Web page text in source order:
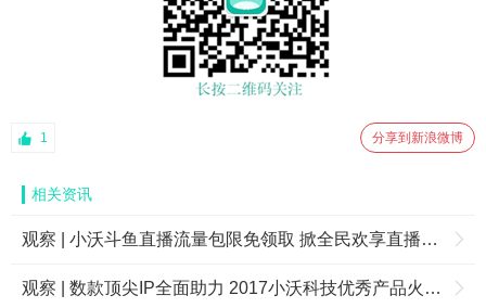
1 分享到新浪微博
相关资讯
观察 | 小沃斗鱼直播流量包限免领取 掀全民欢享直播热潮
观察 | 数款顶尖IP全面助力 2017小沃科技优秀产品火热征集